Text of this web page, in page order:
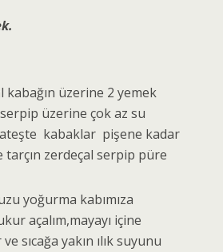
kabağın üzerine 2 yemek
serpip üzerine çok az su
ateşte kabaklar pişene kadar
zerdeçal serpip püre
yoğurma kabımıza
açalım,mayayı içine
sıcağa yakın ılık suyunu